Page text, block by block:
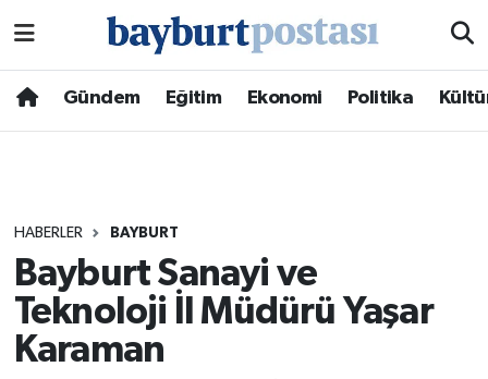
Gündem Eğitim Ekonomi Politika
HABERLER BAYBURT
Bayburt Sanayi ve
Teknoloji İl Müdürü Yaşar
Karaman
Hava Durumu
Süper Lig Puan Durumu ve Fikstür
Tüm Manşetler